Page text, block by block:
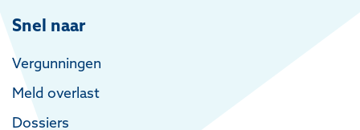
Snel naar
Vergunningen
Meld overlast
Dossiers